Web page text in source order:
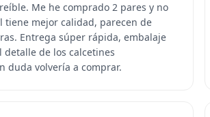
Me he comprado 2 pares y no
tiene mejor calidad, parecen de
Entrega súper rápida, embalaje
detalle de los calcetines
duda volvería a comprar.